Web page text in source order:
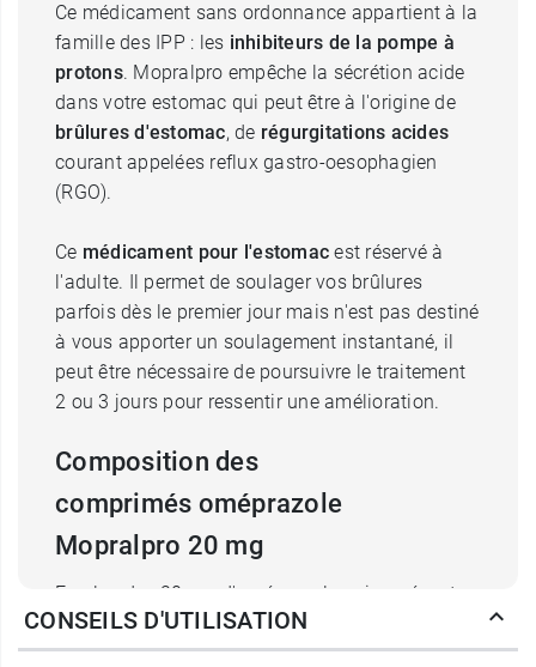
Ce médicament sans ordonnance appartient à la
famille des IPP : les inhibiteurs de la pompe à
protons. Mopralpro empêche la sécrétion acide
dans votre estomac qui peut être à l'origine de
brûlures d'estomac, de régurgitations acides
courant appelées reflux gastro-oesophagien
(RGO).
Ce médicament pour l'estomac est réservé à
l'adulte. Il permet de soulager vos brûlures
parfois dès le premier jour mais n'est pas destiné
à vous apporter un soulagement instantané, il
peut être nécessaire de poursuivre le traitement
2 ou 3 jours pour ressentir une amélioration.
Composition des
comprimés oméprazole
Mopralpro 20 mg
En plus des 20 mg d'oméprazole qui représente
la substance active de Mopralpro, ces
comprimés pour les brûlures d'estomac
CONSEILS D'UTILISATION